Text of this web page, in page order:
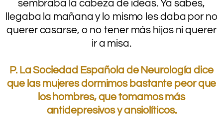
sembraba la cabeza de ideas. Ya sabes,
llegaba la mañana y lo mismo les daba por no
querer casarse, o no tener más hijos ni querer
ir a misa.
P. La Sociedad Española de Neurología dice
que las mujeres dormimos bastante peor que
los hombres, que tomamos más
antidepresivos y ansiolíticos.